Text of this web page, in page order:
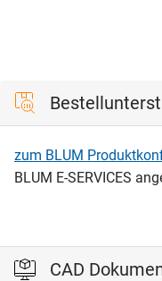
zum BLUM
BLUM E-SERVICES
CAD